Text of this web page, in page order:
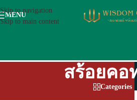
Skip to navigation
Skip to main content
MENU
สร้อยคอ
Categories